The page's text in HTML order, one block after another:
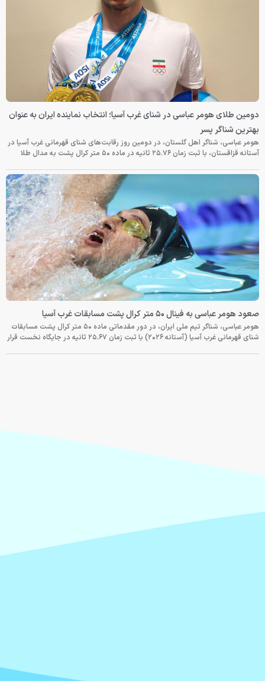
دومین طلای هومر عباسی در شنای غرب آسیا؛ انتخاب نماینده ایران به عنوان
بهترین شناگر پسر
هومر عباسی، شناگر اهل گلستان، در دومین روز رقابت‌های شنای قهرمانی غرب آسیا در
آستانه قزاقستان، با ثبت زمان ۲۵.۷۶ ثانیه در ماده ۵۰ متر کرال پشت به مدال طلا
صعود هومر عباسی به فینال ۵۰ متر کرال پشت مسابقات غرب آسیا
هومر عباسی، شناگر تیم ملی ایران، در دور مقدماتی ماده ۵۰ متر کرال پشت مسابقات
شنای قهرمانی غرب آسیا (آستانه ۲۰۲۶) با ثبت زمان ۲۵.۶۷ ثانیه در جایگاه نخست قرار